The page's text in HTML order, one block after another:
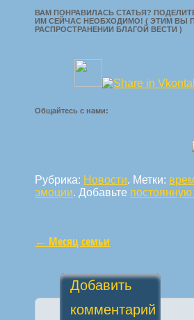
ВАМ ПОНРАВИЛАСЬ СТАТЬЯ?
ИМ СЕЙЧАС НЕОБХОДИМО! ( ЭТИМ ВЫ
РАСПРОСТРАНЕНИИ БЛАГОЙ ВЕСТИ )
Общайтесь с нами:
Рубрика: Новости. Метки:
эмоции. Добавьте
Навигация по статьям
← Месяц семьи
Добавить
комментарий